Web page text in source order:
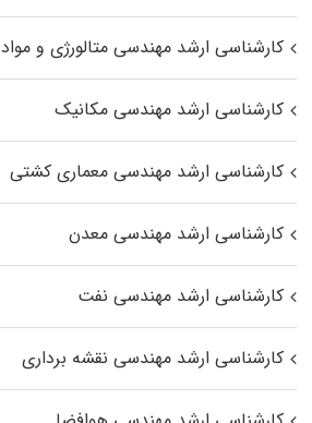
کارشناسی ارشد مهندسی متالورژی و مواد
کارشناسی ارشد مهندسی مکانیک
کارشناسی ارشد مهندسی معماری کشتی
کارشناسی ارشد مهندسی معدن
کارشناسی ارشد مهندسی نفت
کارشناسی ارشد مهندسی نقشه برداری